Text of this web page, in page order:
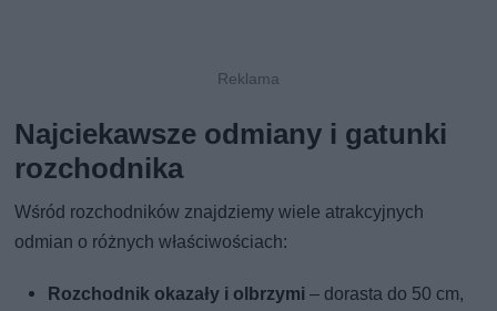
Najciekawsze odmiany i gatunki
rozchodnika
Wśród rozchodników znajdziemy wiele atrakcyjnych
odmian o różnych właściwościach:
Rozchodnik okazały i olbrzymi – dorasta do 50 cm,